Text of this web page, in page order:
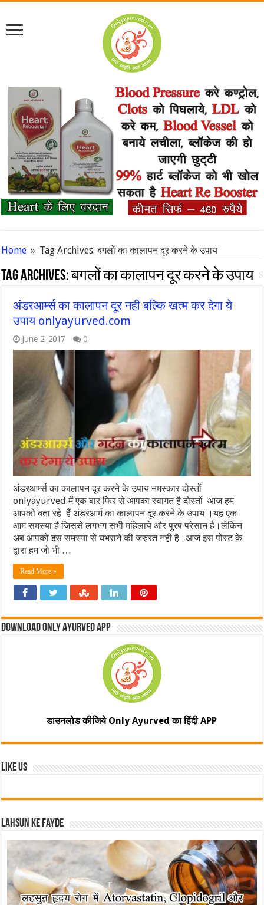
Home » Tag Archives: बगलों का कालापन दूर करने के उपाय
Tag Archives:बगलों का कालापन दूर करने के उपाय
अंडरआर्म्स का कालापन दूर नही बल्कि खत्म कर देगा ये
उपाय onlyayurved.com
June 2, 2017 0
अंडरआर्म्स का कालापन दूर करने के उपाय नमस्कार दोस्तों
onlyayurved में एक बार फिर से आपका स्वागत है दोस्तों आज हम
आपको बता रहे हैं अंडरआर्म का कालापन दूर करने के उपाय ।यह एक
आम समस्या है जिससे लगभग सभी महिलाये और पुरष परेसान है।लेकिन
अब आपको इस समस्या से घभराने की जरुरत नही है।आज इस पोस्ट के
द्वारा हम जो भी …
Read More »
Download Only Ayurved App
डाउनलोड कीजिये Only Ayurved का हिंदी APP
Like Us
Lahsun ke fayde